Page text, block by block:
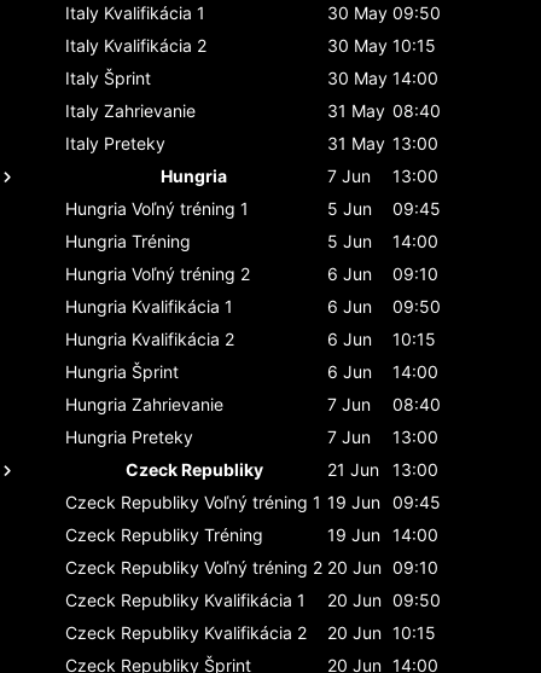
Italy Kvalifikácia 1 30 May 09:50
Italy Kvalifikácia 2 30 May 10:15
Italy Šprint 30 May 14:00
Italy Zahrievanie 31 May 08:40
Italy Preteky 31 May 13:00
Hungria
7 Jun
13:00
Hungria Voľný tréning 1 5 Jun
09:45
Hungria Tréning 5 Jun
14:00
Hungria Voľný tréning 2 6 Jun
09:10
Hungria Kvalifikácia 1 6 Jun
09:50
Hungria Kvalifikácia 2 6 Jun
10:15
Hungria Šprint 6 Jun
14:00
Hungria Zahrievanie 7 Jun
08:40
Hungria Preteky 7 Jun
13:00
Czeck Republiky
21 Jun
13:00
Czeck Republiky Voľný tréning 1 19 Jun 09:45
Czeck Republiky Tréning 19 Jun 14:00
Czeck Republiky Voľný tréning 2 20 Jun 09:10
Czeck Republiky Kvalifikácia 1 20 Jun 09:50
Czeck Republiky Kvalifikácia 2 20 Jun 10:15
Czeck Republiky Šprint 20 Jun 14:00